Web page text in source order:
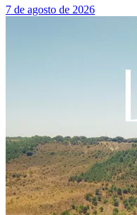
7 de agosto de 2026